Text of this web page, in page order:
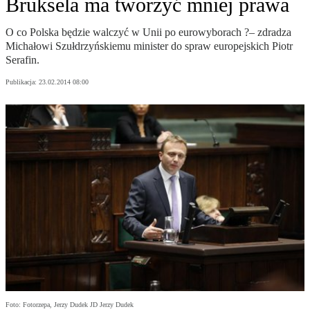
O co Polska będzie walczyć w Unii po eurowyborach ?– zdradza
Michałowi Szułdrzyńskiemu minister do spraw europejskich Piotr
Serafin.
Publikacja: 23.02.2014 08:00
Foto: Fotorzepa, Jerzy Dudek JD Jerzy Dudek